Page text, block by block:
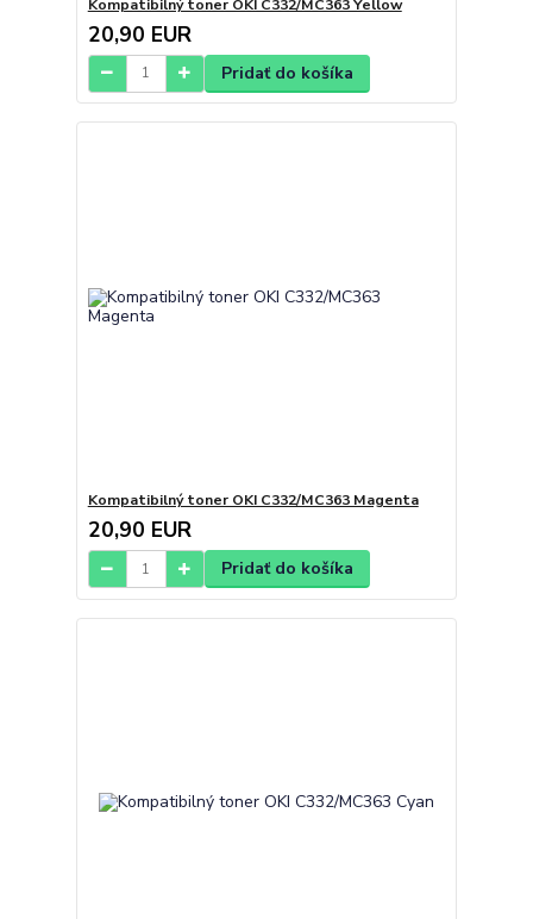
Kompatibilný toner OKI C332/MC363 Yellow
20,90 EUR
Pridať do košíka
Kompatibilný toner OKI C332/MC363 Magenta
20,90 EUR
Pridať do košíka